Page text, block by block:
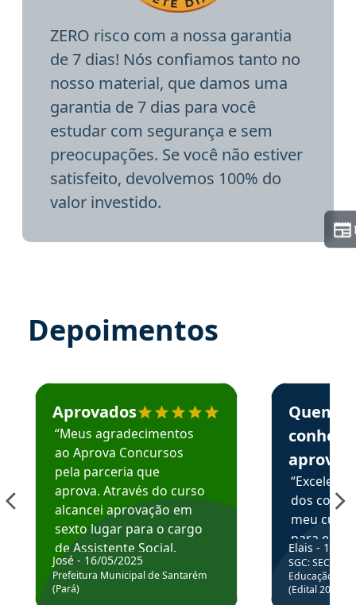
ZERO risco com a nossa garantia
de 7 dias! Nós confiamos tanto no
nosso material, que damos uma
garantia de 7 dias para você
estudar com segurança e sem
preocupações. Se você não estiver
satisfeito, devolvemos 100% do
valor investido.
Depoimentos
Estudante José recomenda o Aprova Concursos em
Aprovados
“Meus agradecimentos
ao Aprova Concursos
pela parceria que
aprova. Através do curso
alcancei aprovação em
sexto lugar para o cargo
de Assistente Social.
Hoje estou atuando na
Prefeitura de Santarém.
José - 16/05/2025
Prefeitura Municipal de Santarém
(Pará)
Estudante
Quem
aprova
dos
meu
para
colocar
através
de
Elais - 15/
SGC: SEC BA
Educação
(Edital